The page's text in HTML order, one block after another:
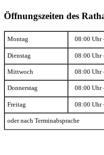
Öffnungszeiten des
Montag 08:00 Uhr
Dienstag 08:00 Uhr
Mittwoch 08:00 Uhr
Donnerstag 08:00 Uhr
Freitag 08:00 Uhr
oder nach Terminabsprache